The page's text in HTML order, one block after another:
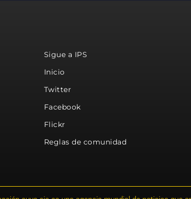
Sigue a IPS
Inicio
Twitter
Facebook
Flickr
Reglas de comunidad